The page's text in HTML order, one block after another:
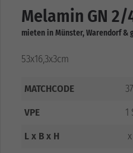
Melamin GN 2/
mieten in Münster, Warendorf &
53x16,3x3cm
MATCHCODE
VPE
1
L x B x H